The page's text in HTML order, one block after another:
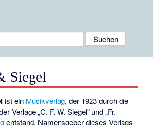
Siegel
ist ein Musikverlag, der 1923 durch die
Verlage „C. F. W. Siegel“ und „Fr.
entstand. Namensgeber dieses Verlags